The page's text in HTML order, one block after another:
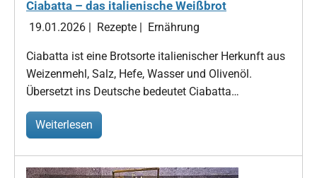
Ciabatta – das italienische Weißbrot
19.01.2026 | Rezepte | Ernährung
Ciabatta ist eine Brotsorte italienischer Herkunft aus
Weizenmehl, Salz, Hefe, Wasser und Olivenöl.
Übersetzt ins Deutsche bedeutet Ciabatta…
Weiterlesen